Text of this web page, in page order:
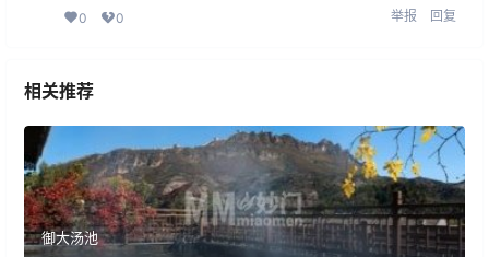
0 0 举报 回复
相关推荐
御大汤池